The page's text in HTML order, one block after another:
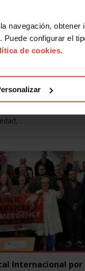
navegación,
configurar el
de cookies.
Organización
trazar la hoja de
expuso ante la
Internacional por